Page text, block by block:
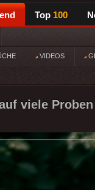
Top 100
VIDEOS
viele